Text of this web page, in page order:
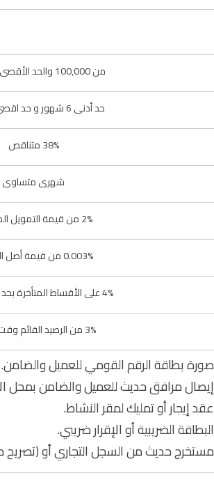
من 100,000 والحد الأقصى 500,000
حد أدنى 6 شهور و حد اقصى 60 شهر
38% متناقص
شهرى متساوى
2% من قيمة التمويل الممنوح
0.003% من قيمة أصل التمويل
4% على الأقساط المتأخرة بحد أدني 50 جم
3% من الرصيد القائم وقت السداد
صورة بطاقة الرقم القومي للعميل والضامن.
إيصال مرافق حديث للعميل والضامن بمحل
عقد إيجار أو تمليك لمقر النشاط.
البطاقة الضريبية أو الإقرار ضريبي.
مستخرج حديث من السجل التجاري أو (تصريح